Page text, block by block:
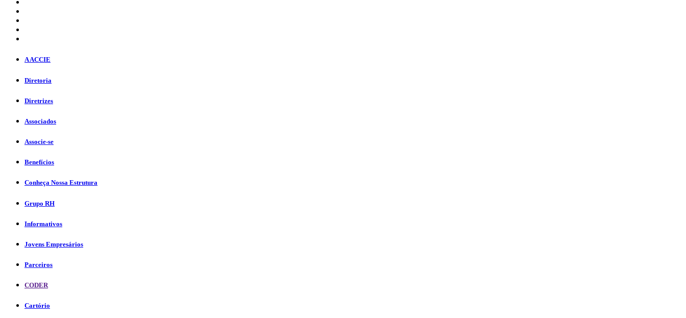
A ACCIE
Diretoria
Diretrizes
Associados
Associe-se
Benefícios
Conheça Nossa Estrutura
Grupo RH
Informativos
Jovens Empresários
Parceiros
CODER
Cartório